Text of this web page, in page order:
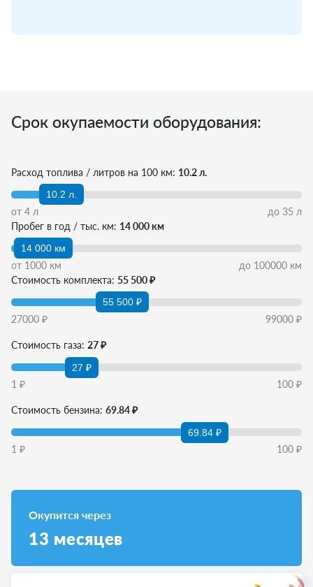
Срок окупаемости оборудования:
Расход топлива / литров на 100 км: 10.2 л.
10.2 л.
от 4 л до 35 л
Пробег в год / тыс. км: 14 000 км
14 000 км
от 1000 км до 100000 км
Стоимость комплекта: 55 500 ₽
55 500 ₽
27000 ₽ 99000 ₽
Стоимость газа: 27 ₽
27 ₽
1 ₽ 100 ₽
Стоимость бензина: 69.84 ₽
69.84 ₽
1 ₽ 100 ₽
Окупится через
13 месяцев